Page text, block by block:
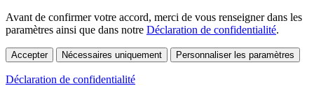
Avant de confirmer votre accord, merci de vous renseigner dans les
paramètres ainsi que dans notre Déclaration de confidentialité.
Accepter Nécessaires uniquement Personnaliser les paramètres
Déclaration de confidentialité